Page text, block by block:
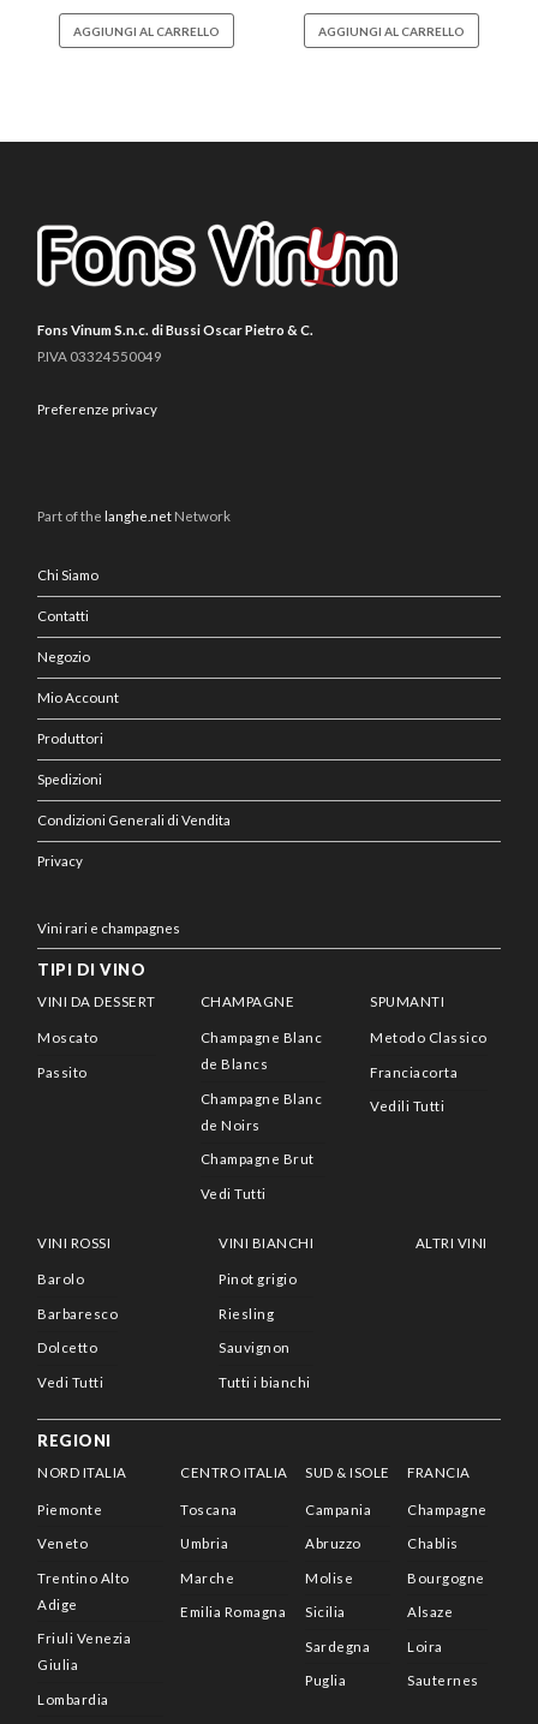
AGGIUNGI AL CARRELLO AGGIUNGI AL CARRELLO
Fons Vinum S.n.c. di Bussi Oscar Pietro & C.
P.IVA 03324550049
Preferenze privacy
Part of thelanghe.net Network
Chi Siamo
Contatti
Negozio
Mio Account
Produttori
Spedizioni
Condizioni Generali di Vendita
Privacy
Vini rari e champagnes
TIPI DI VINO
VINI DA DESSERT
Moscato
Passito
CHAMPAGNE
Champagne Blanc
de Blancs
Champagne Blanc
de Noirs
Champagne Brut
Vedi Tutti
SPUMANTI
Metodo Classico
Franciacorta
Vedili Tutti
VINI ROSSI
Barolo
Barbaresco
Dolcetto
Vedi Tutti
VINI BIANCHI
Pinot grigio
Riesling
Sauvignon
Tutti i bianchi
ALTRI VINI
REGIONI
NORD ITALIA
Piemonte
Veneto
Trentino Alto
Adige
Friuli Venezia
Giulia
Lombardia
CENTRO ITALIA
Toscana
Umbria
Marche
Emilia Romagna
SUD & ISOLE
Campania
Abruzzo
Molise
Sicilia
Sardegna
Puglia
FRANCIA
Champagne
Chablis
Bourgogne
Alsaze
Loira
Sauternes